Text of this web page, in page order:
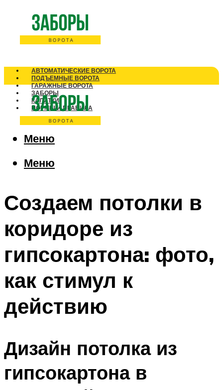
АВТОМАТИЧЕСКИЕ ВОРОТА
ПОДЪЕМНЫЕ ВОРОТА
ГАРАЖНЫЕ ВОРОТА
ЗАБОРЫ
КАЛИТКИ
НОРМЫ И ПРАВИЛА
Меню
Меню
Создаем потолки в
коридоре из
гипсокартона: фото,
как стимул к
действию
Дизайн потолка из
гипсокартона в